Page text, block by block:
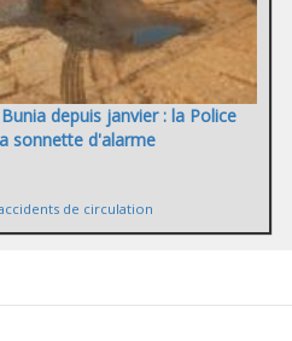
depuis janvier : la Police
sonnette d'alarme
de circulation